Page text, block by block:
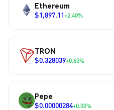
Ethereum
$1,897.11+2.40%
TRON
$0.328039+0.60%
Pepe
$0.00000284+0.00%